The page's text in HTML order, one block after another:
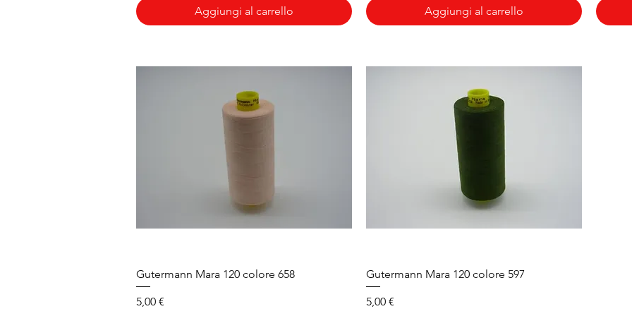
Aggiungi al carrello Aggiungi al carrello
Vista rapida
Gutermann Mara 120 colore 658
Prezzo
5,00 €
Vista rapida
Gutermann Mara 120 colore 597
Prezzo
5,00 €